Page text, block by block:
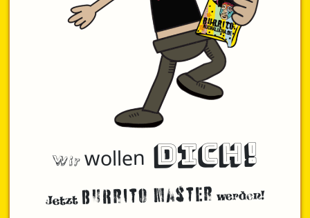
Wirwollen DICH!
Jetzt Burrito Master werden!